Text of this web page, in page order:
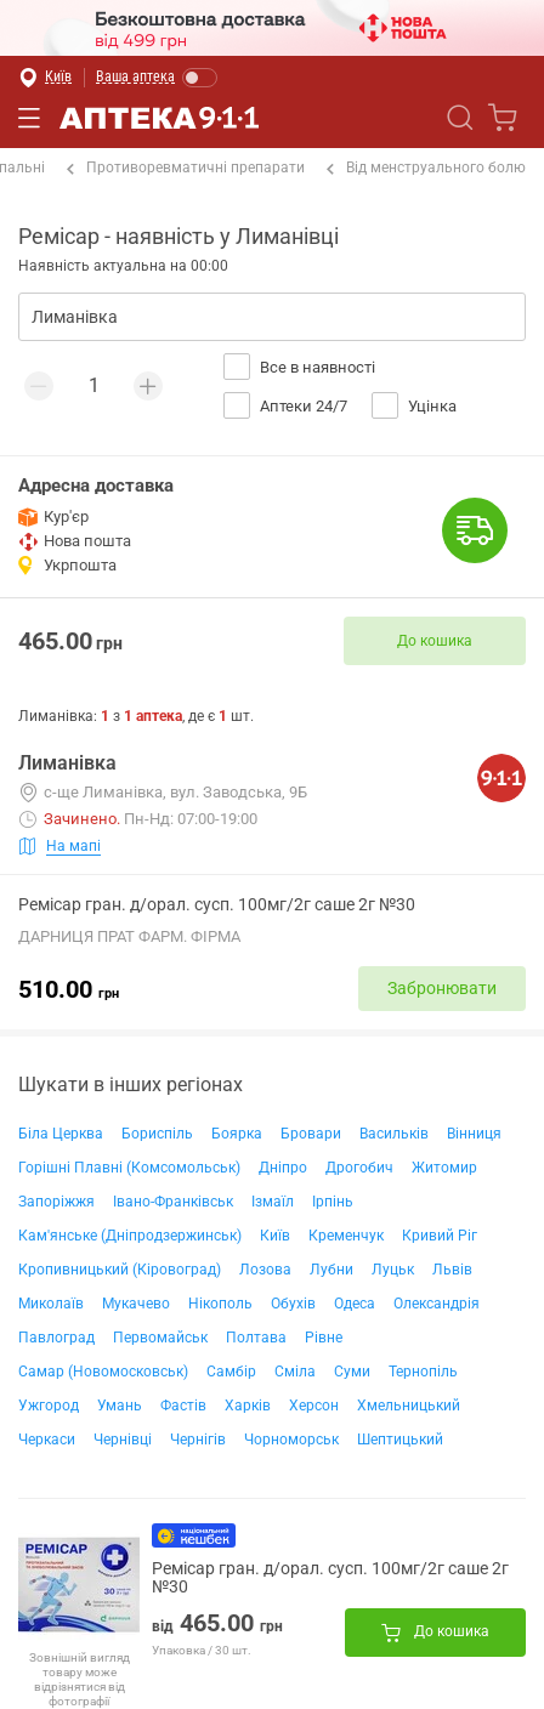
Київ Ваша аптека
Противоревматичні препарати Від менструального болю
Ремісар - наявність у Лиманівці
Наявність актуальна на 00:00
Все в наявності
Аптеки 24/7 Уцінка
Адресна доставка
Кур'єр
Нова пошта
Укрпошта
465.00грн До кошика
Лиманівка: 1 з 1 аптека, де є 1 шт.
Лиманівка
с-ще Лиманівка, вул. Заводська, 9Б
Зачинено. Пн-Нд: 07:00-19:00
На мапі
Ремісар гран. д/орал. сусп. 100мг/2г саше 2г №30
ДАРНИЦЯ ПРАТ ФАРМ. ФІРМА
510.00 грн Забронювати
Шукати в інших регіонах
Біла Церква Бориспіль Боярка Бровари Васильків
Вінниця
Горішні Плавні (Комсомольськ)
Дніпро Дрогобич
Житомир
Запоріжжя
Івано-Франківськ Ізмаїл
Ірпінь
Кам'янське (Дніпродзержинськ)
Київ Кременчук
Кривий Ріг
Кропивницький (Кіровоград)
Лозова Лубни Луцьк
Львів
Миколаїв
Мукачево Нікополь Обухів Одеса
Олександрія
Павлоград
Первомайськ Полтава
Рівне
Самар (Новомосковськ)
Самбір Сміла Суми
Тернопіль
Ужгород
Умань Фастів Харків Херсон
Хмельницький
Черкаси
Чернівці Чернігів Чорноморськ Шептицький
Зовнішній вигляд
товару може
відрізнятися від
фотографії
Ремісар гран. д/орал. сусп. 100мг/2г саше 2г
№30
від 465.00 грн
Упаковка / 30 шт.
До кошика